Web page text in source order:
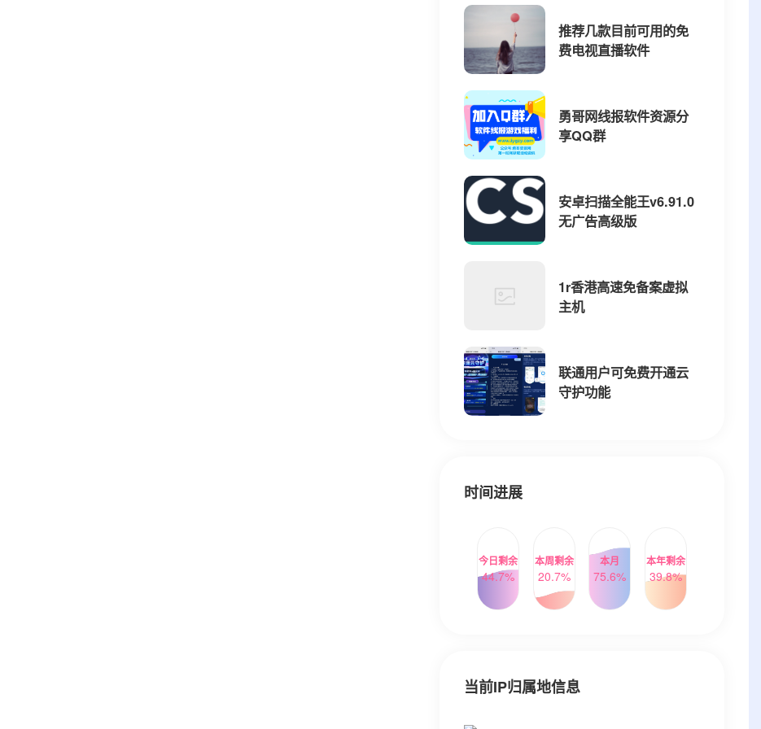
推荐几款目前可用的免
费电视直播软件
勇哥网线报软件资源分
享QQ群
安卓扫描全能王v6.91.0
无广告高级版
1r香港高速免备案虚拟
主机
联通用户可免费开通云
守护功能
时间进展
今日剩余
44.7%
本周剩余
20.7%
本月
75.6%
本年剩余
39.8%
当前IP归属地信息